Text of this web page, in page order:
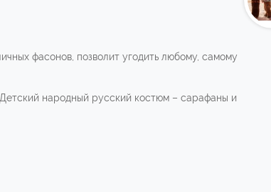
фасонов, позволит угодить любому, самому
народный русский костюм – сарафаны и